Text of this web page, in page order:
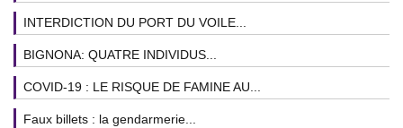
INTERDICTION DU PORT DU VOILE...
BIGNONA: QUATRE INDIVIDUS...
COVID-19 : LE RISQUE DE FAMINE AU...
Faux billets : la gendarmerie...